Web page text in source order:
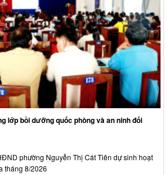
lớp bồi dưỡng quốc phòng và an ninh đối
phường Nguyễn Thị Cát Tiên dự sinh hoạt
tháng 8/2026